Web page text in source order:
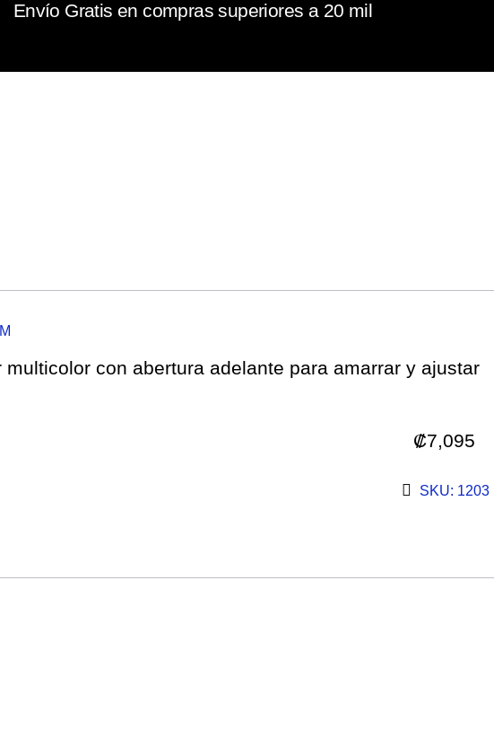
Envío Gratis en compras superiores a 20 mil
con abertura adelante para amarrar y ajustar
₡7,095
SKU: 1203